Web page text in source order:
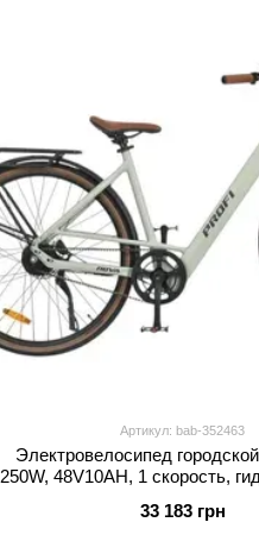
Артикул: bab-352463
Электровелосипед
250W, 48V10AH, 1 скорость,
33 183 грн